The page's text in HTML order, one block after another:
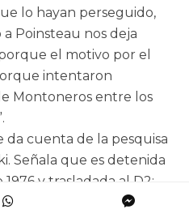
lo hayan perseguido,
Poinsteau nos deja
el motivo por el
intentaron
Montoneros entre los
cuenta de la pesquisa
Señala que es detenida
y trasladada al D2:
mujer rubia, que